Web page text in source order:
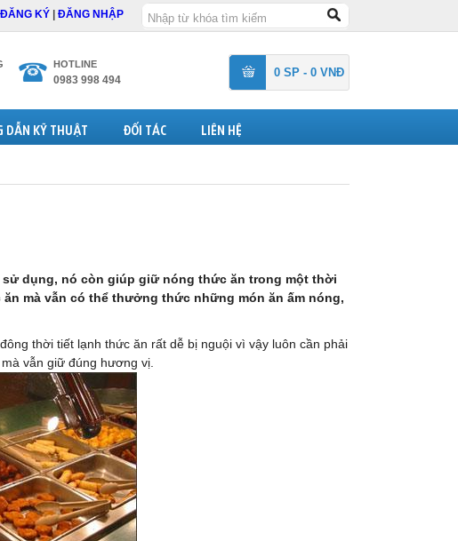
ĐĂNG KÝ ĐĂNG NHẬP
HOTLINE
0983 998 494
0 SP - 0 VNĐ
DẪN KỸ THUẬT ĐỐI TÁC LIÊN HỆ
dụng, nó còn giúp giữ nóng thức ăn trong một thời
mà vẫn có thể thưởng thức những món ăn ấm nóng,
thời tiết lạnh thức ăn rất dễ bị nguội vì vậy luôn cần phải
vẫn giữ đúng hương vị.